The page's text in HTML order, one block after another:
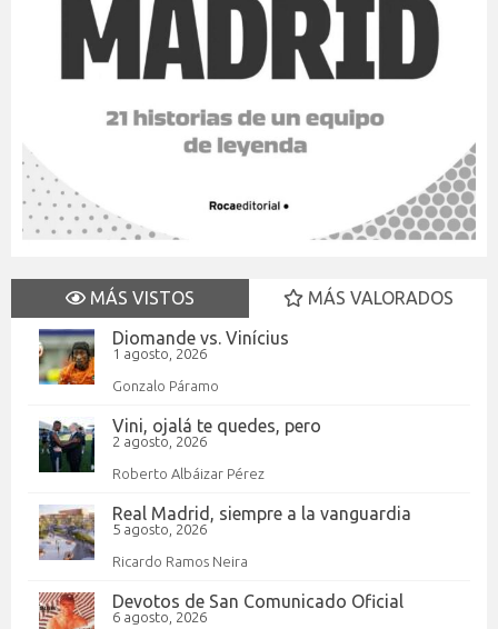
MÁS VISTOS
MÁS VALORADOS
Diomande vs. Vinícius
1 agosto, 2026
Gonzalo Páramo
Vini, ojalá te quedes, pero
2 agosto, 2026
Roberto Albáizar Pérez
Real Madrid, siempre a la vanguardia
5 agosto, 2026
Ricardo Ramos Neira
Devotos de San Comunicado Oficial
6 agosto, 2026